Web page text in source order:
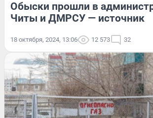
Обыски прошли в
Читы и ДМРСУ — источник
18 октября, 2024, 13:06 12 573 32